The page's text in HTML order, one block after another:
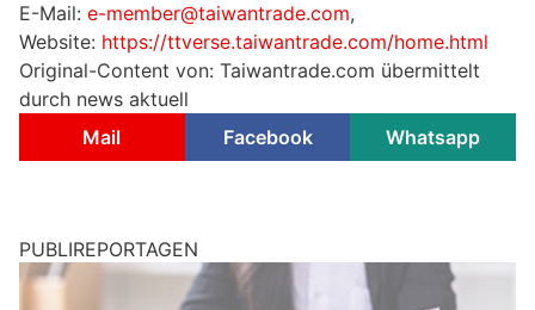
E-Mail: e-member@taiwantrade.com,
Website: https://ttverse.taiwantrade.com/home.html
Original-Content von: Taiwantrade.com übermittelt
durch news aktuell
Mail
Facebook Whatsapp
PUBLIREPORTAGEN